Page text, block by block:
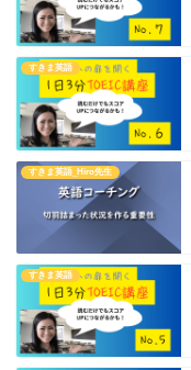
すきま英語
すきま英語_Hiro先生
すきま英語